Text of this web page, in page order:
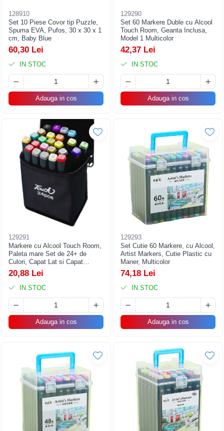
128910
Set 10 Piese Covor tip Puzzle,
Spuma EVA, Pufos, 30 x 30 x 1
cm, Baby Blue
60,30 Lei
IN STOC
Adauga in cos
129290
Set 60 Markere Duble cu Alcool
Touch Room, Geanta Inclusa,
Model 1 Multicolor
42,37 Lei
IN STOC
Adauga in cos
129291
Markere cu Alcool Touch Room,
Paleta mare Set de 24+ de
Culori, Capat Lat si Capat
Precis, Geanta Inclusa,
Multicolor
20,88 Lei
IN STOC
Adauga in cos
129293
Set Cutie 60 Markere, cu Alcool,
Artist Markers, Cutie Plastic cu
Maner, Multicolor
74,18 Lei
IN STOC
Adauga in cos